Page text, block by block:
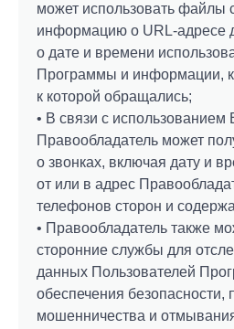
может использовать файлы
информацию о URL-адресе
о дате и времени
Программы и информации,
к которой обращались;
• В связи с
Правообладатель может
о звонках, включая дату и
от или в адрес
телефонов сторон и
• Правообладатель также
сторонние службы для
данных Пользователей
обеспечения безопасности,
мошенничества и